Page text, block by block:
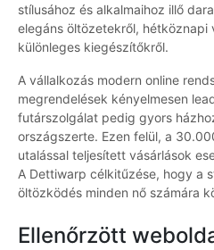
stílusához és alkalmaihoz illő
elegáns öltözetekről, hétköznapi
különleges kiegészítőkről.
A vállalkozás modern online
megrendelések kényelmesen
futárszolgálat pedig gyors
országszerte. Ezen felül, a
utalással teljesített vásárlások
A Dettiwarp célkitűzése, hogy a
öltözködés minden nő számára
Ellenőrzött